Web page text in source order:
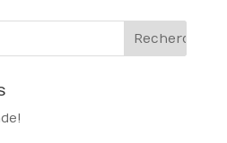
!